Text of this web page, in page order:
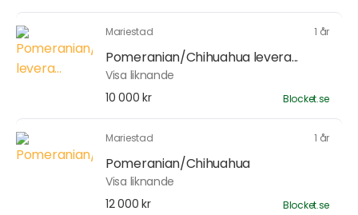
Mariestad 1 år
Pomeranian/Chihuahua levera...
Visa liknande
10 000 kr
Blocket.se
Mariestad 1 år
Pomeranian/Chihuahua
Visa liknande
12 000 kr
Blocket.se